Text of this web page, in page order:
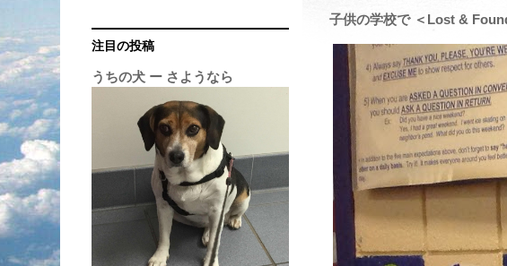
子供の学校で ＜Lost &
注目の投稿
うちの犬 ー さようなら